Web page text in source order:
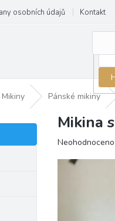
osobních údajů Kontakt
Mikiny Pánské mikiny
Mikina
Průměrné
produktu
Neohodnoceno